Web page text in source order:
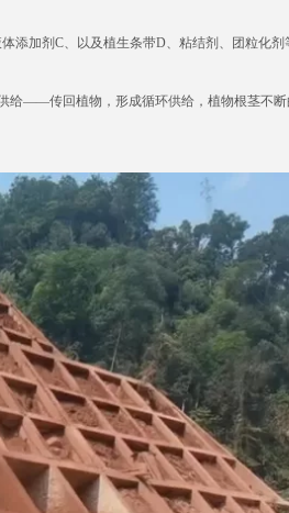
加剂C、以及植生条带D、粘结剂、团粒化剂
传回植物，形成循环供给，植物根茎不断